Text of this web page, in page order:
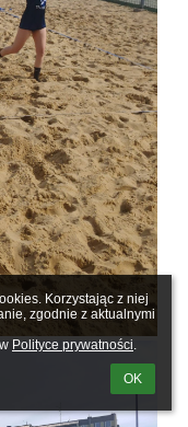
Korzystając z niej
zgodnie z aktualnymi
Polityce prywatności.
OK